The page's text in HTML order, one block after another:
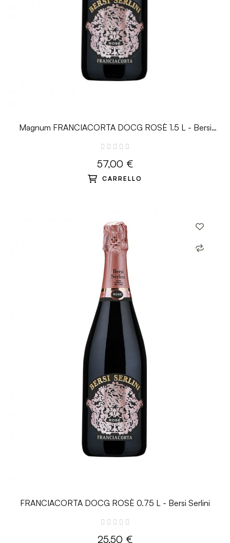
Magnum FRANCIACORTA DOCG ROSÈ 1.5 L - Bersi
57,00 €
CARRELLO
FRANCIACORTA DOCG ROSÈ 0.75 L - Bersi Serlini
25,50 €